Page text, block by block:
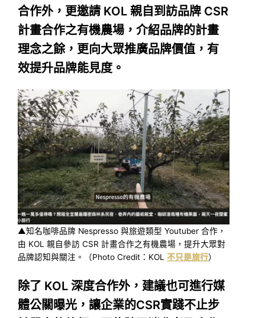
合作外，更邀請 KOL 親自到訪品牌 CSR
計畫合作之有機農場，介紹品牌的計畫
理念之餘，更向大眾推廣品牌價值，有
效提升品牌能見度。
▲知名咖啡品牌 Nespresso 與旅遊類型 Youtuber 合作，
由 KOL 親自參訪 CSR 計畫合作之有機農場，提升大眾對
品牌認知與關注。（Photo Credit：KOL 不只是旅行）
除了 KOL 深度合作外，建議也可進行媒
體公關曝光，讓企業的CSR實踐不止步